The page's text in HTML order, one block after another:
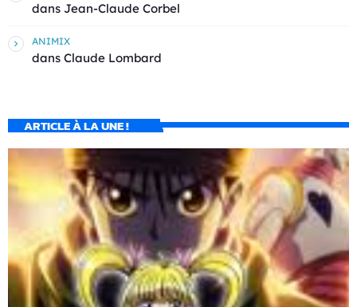
dans Jean-Claude Corbel
ANIMIX
dans Claude Lombard
ARTICLE À LA UNE !